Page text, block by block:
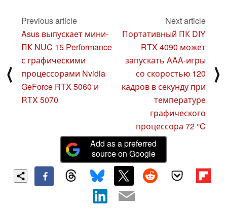
⟨
Previous article
Asus выпускает мини-
ПК NUC 15 Performance
с графическими
процессорами Nvidia
GeForce RTX 5060 и
RTX 5070
Next article
Портативный ПК DIY
RTX 4090 может
запускать AAA-игры
со скоростью 120
кадров в секунду при
температуре
графического
процессора 72 °C
⟩
Add as a preferred
source on Google